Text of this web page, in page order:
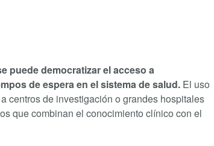
puede democratizar el acceso a
de espera en el sistema de salud. El uso
centros de investigación o grandes hospitales
que combinan el conocimiento clínico con el